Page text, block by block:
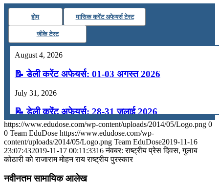
टुडेज जीके
Menu Menu
होम मासिक करेंट अफेयर्स टेस्ट
जीके टेस्ट
August 4, 2026
📝 डेली करेंट अफेयर्स: 01-03 अगस्त 2026
July 31, 2026
📝 डेली करेंट अफेयर्स: 28-31 जुलाई 2026
July 28, 2026
📝 डेली करेंट अफेयर्स: 25-27 जुलाई 2026
https://www.edudose.com/wp-content/uploads/2014/05/Logo.png 0
0 Team EduDose https://www.edudose.com/wp-
content/uploads/2014/05/Logo.png Team EduDose2019-11-16
23:07:432019-11-17 00:11:3316 नंवबर: राष्ट्रीय प्रेस दिवस, गुलाब
कोठारी को राजाराम मोहन राय राष्‍ट्रीय पुरस्‍कार
नवीनतम सामायिक आलेख